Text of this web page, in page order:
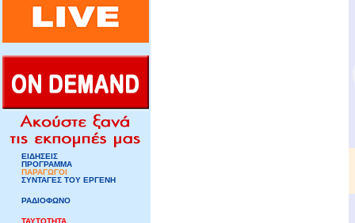
ΕΙΔΗΣΕΙΣ
ΠΡΟΓΡΑΜΜΑ
ΠΑΡΑΓΩΓΟΙ
ΣΥΝΤΑΓΕΣ ΤΟΥ ΕΡΓΕΝΗ
ΡΑΔΙΟΦΩΝΟ
ΤΑΥΤΟΤΗΤΑ